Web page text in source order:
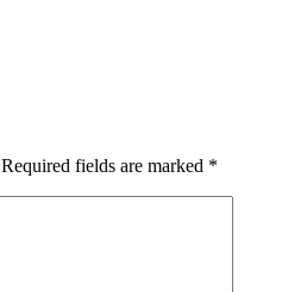
Required fields are marked *